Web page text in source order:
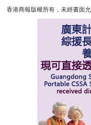
香港商報版權所有，未經書面允